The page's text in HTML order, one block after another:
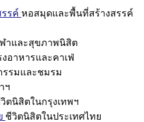
รค์ หอสมุดและพื้นที่สร้างสรรค์
าและสุขภาพนิสิต
งอาหารและคาเฟ่
รรมและชมรม
ฯ
ตนิสิตในกรุงเทพฯ
ชีวิตนิสิตในประเทศไทย